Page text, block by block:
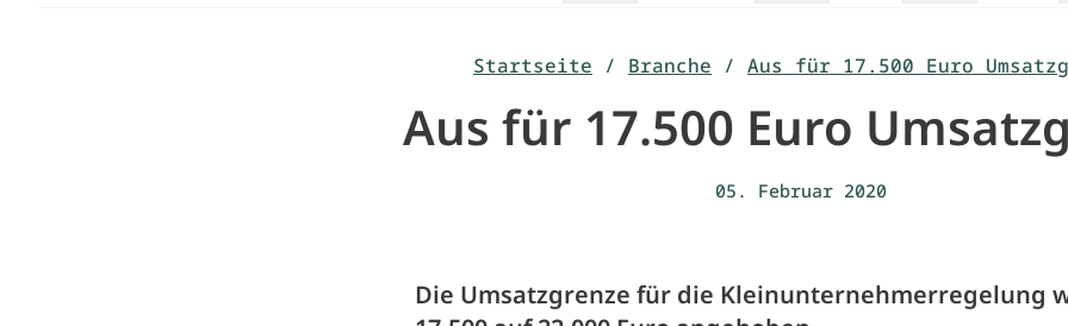
Startseite / Branche / Aus für 17.500 Euro
Aus für 17.500 Euro
05. Februar 2020
Die Umsatzgrenze für die Kleinunternehmerregelung